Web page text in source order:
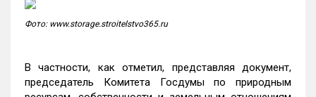
Фото: www.storage.stroitelstvo365.ru
В частности, как отметил, представляя документ,
председатель Комитета Госдумы по природным